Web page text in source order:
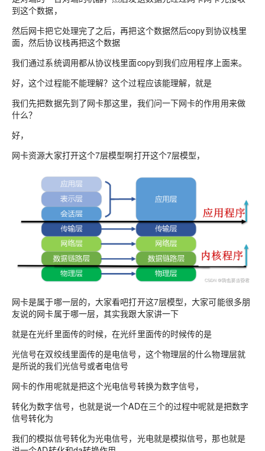
到这个数据，
然后网卡把它处理完了之后，再把这个数据然后copy到协议栈里
面，然后协议栈再把这个数据
我们通过系统调用都从协议栈里面copy到我们应用程序上面来。
好，这个过程能不能理解？这个过程应该能理解，就是
我们先把数据先到了网卡那这里， 我们问一下网卡的作用用来做
什么？
好，
网卡资源大家打开这个7层模型啊打开这个7层模型，
网卡是属于哪一层的，大家看吧打开这7层模型，大家可能很多朋
友说的网卡属于哪一层，其实我跟大家讲一下
就是在光纤里面传的时候，在光纤里面传的时候传的是
光信号在双绞线里面传的是电信号，这个物理层的什么物理层就
是所说的我们光信号或者电信号
网卡的作用呢就是把这个光电信号转换为数字信号，
转化为数字信号，也就是说一个AD在三个的过程中呢就是把数字
信号转化为
我们的模拟信号转化为光电信号，光电就是模拟信号，那也就是